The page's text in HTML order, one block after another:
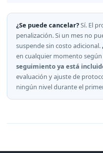
¿Se puede cancelar?Sí. El
penalización. Si un mes no
suspende sin costo adicional.
en cualquier momento
seguimiento ya está
evaluación y ajuste de
ningún nivel durante el